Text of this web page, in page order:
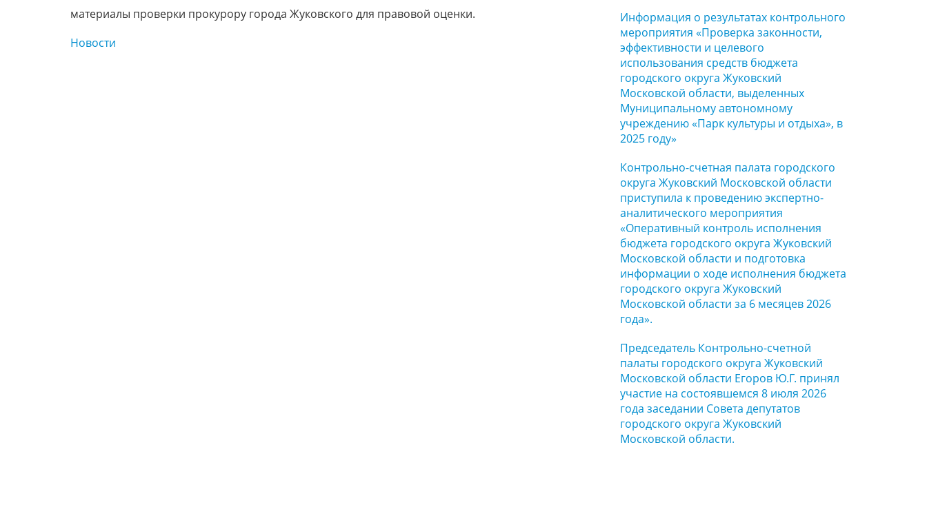
материалы проверки прокурору города Жуковского для правовой оценки.
Новости
Информация о результатах контрольного
мероприятия «Проверка законности,
эффективности и целевого
использования средств бюджета
городского округа Жуковский
Московской области, выделенных
Муниципальному автономному
учреждению «Парк культуры и отдыха», в
2025 году»
Контрольно-счетная палата городского
округа Жуковский Московской области
приступила к проведению экспертно-
аналитического мероприятия
«Оперативный контроль исполнения
бюджета городского округа Жуковский
Московской области и подготовка
информации о ходе исполнения бюджета
городского округа Жуковский
Московской области за 6 месяцев 2026
года».
Председатель Контрольно-счетной
палаты городского округа Жуковский
Московской области Егоров Ю.Г. принял
участие на состоявшемся 8 июля 2026
года заседании Совета депутатов
городского округа Жуковский
Московской области.